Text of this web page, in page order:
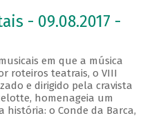
- 09.08.2017 -
em que a música
roteiros teatrais, o VIII
e dirigido pela cravista
homenageia um
história: o Conde da Barca,